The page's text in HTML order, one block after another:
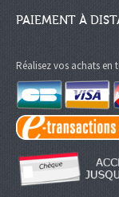
PAIEMENT À
Réalisez vos achats en